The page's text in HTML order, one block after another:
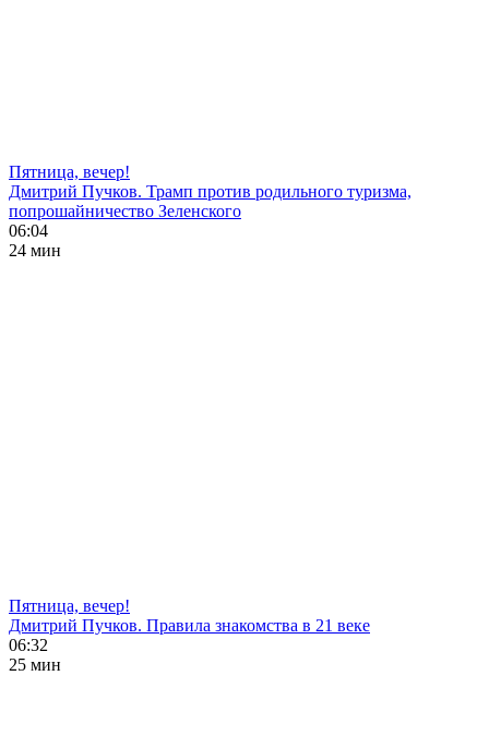
Пятница, вечер!
Дмитрий Пучков. Трамп против родильного туризма,
попрошайничество Зеленского
06:04
24 мин
Пятница, вечер!
Дмитрий Пучков. Правила знакомства в 21 веке
06:32
25 мин